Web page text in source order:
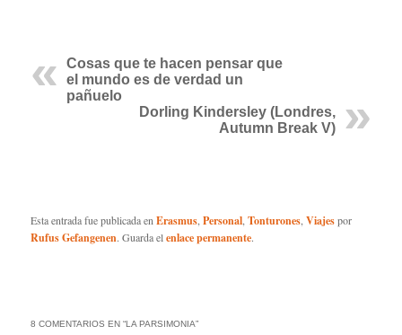
Cosas que te hacen pensar que
el mundo es de verdad un
pañuelo
Dorling Kindersley (Londres,
Autumn Break V)
Esta entrada fue publicada enErasmus ,Personal ,Tonturones ,Viajespor
Rufus Gefangenen. Guarda elenlace permanente.
8 COMENTARIOS EN “LA PARSIMONIA”